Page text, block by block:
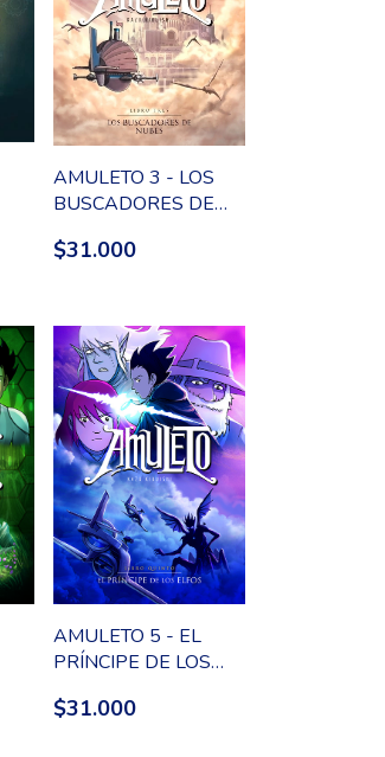
AMULETO 3 - LOS
BUSCADORES DE
$31.000
AMULETO 5 - EL
PRÍNCIPE DE LOS
$31.000